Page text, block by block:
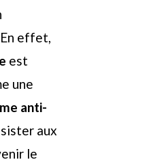
effet,
est
une
anti-
aux
le